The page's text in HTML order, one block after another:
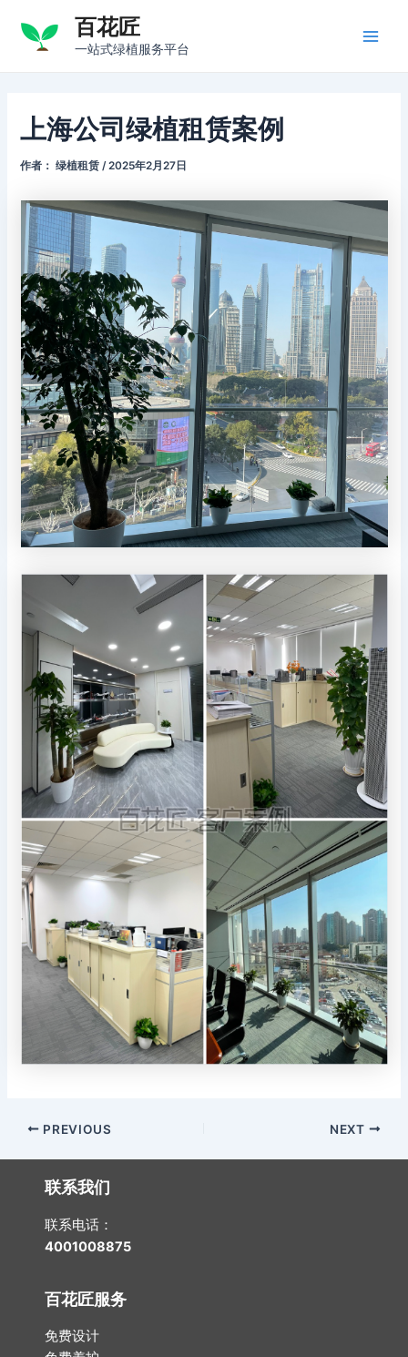
百花匠
一站式绿植服务平台
上海公司绿植租赁案例
作者： 绿植租赁 /2025年2月27日
Post
PREVIOUS NEXT
联系我们
联系电话：
4001008875
百花匠服务
免费设计